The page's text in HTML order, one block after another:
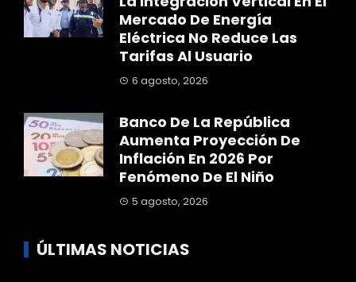
Mercado De Energía
Eléctrica No Reduce Las
Tarifas Al Usuario
6 agosto, 2026
Banco De La República
Aumenta Proyección De
Inflación En 2026 Por
Fenómeno De El Niño
5 agosto, 2026
ÚLTIMAS NOTICIAS